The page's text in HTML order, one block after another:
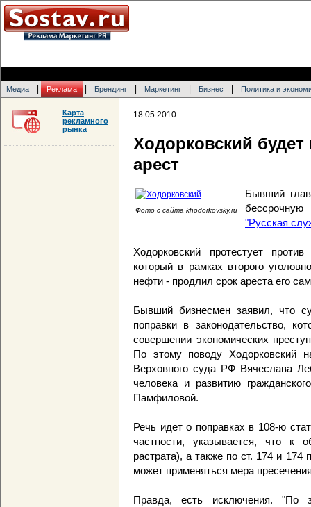
Медиа Реклама Брендинг Маркетинг Бизнес Политика и
18.05.2010
Ходорковский
арест
Фото с сайта khodorkovsky.ru
Бывший
"Русская
Ходорковский протестует
который в рамках второго
нефти - продлил срок ареста его
Бывший бизнесмен заявил, что
поправки в законодательство,
совершении экономических
По этому поводу Ходорковский
Верховного суда РФ Вячеслава
человека и развитию
Памфиловой.
Речь идет о поправках в 108-ю
частности, указывается, что к
растрата), а также по ст. 174 и 174
может применяться мера
Правда, есть исключения. "По
Карта
рекламного
рынка